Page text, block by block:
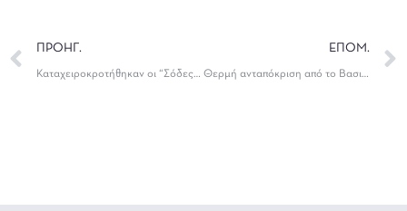
ΠΡΟΗΓ.
Καταχειροκροτήθηκαν οι “Σόδες και Ασπιρίνες” στο Πετσάλι
ΕΠΟΜ.
Θερμή ανταπόκριση από το Βασιλικό Ηγουμενίτσας στην παράσταση “Σόδες και Ασπιρίνες”